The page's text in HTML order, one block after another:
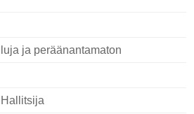
luja ja peräänantamaton
Hallitsija